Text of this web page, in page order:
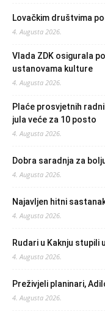
Lovačkim društvima
4. Augusta 2026.
Vlada ZDK osigurala
ustanovama kulture
4. Augusta 2026.
Plaće prosvjetnih
jula veće za 10 posto
4. Augusta 2026.
Dobra saradnja za
4. Augusta 2026.
Najavljen hitni
4. Augusta 2026.
Rudari u Kaknju stupili
4. Augusta 2026.
Preživjeli planinari,
4. Augusta 2026.